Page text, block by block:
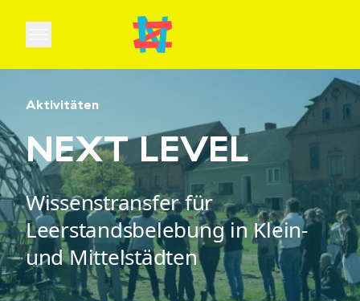
Open main menu
Aktivitäten
NEXT LEVEL
Wissenstransfer für
Leerstandsbelebung in Klein-
und Mittelstädten